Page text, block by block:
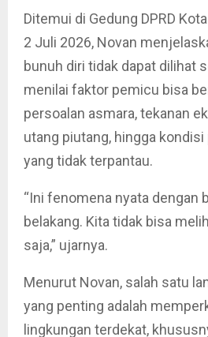
Ditemui di Gedung DPRD
2 Juli 2026, Novan
bunuh diri tidak dapat dilihat
menilai faktor pemicu bisa
persoalan asmara, tekanan
utang piutang, hingga
yang tidak terpantau.
“Ini fenomena nyata dengan
belakang. Kita tidak bisa
saja,” ujarnya.
Menurut Novan, salah satu
yang penting adalah
lingkungan terdekat,